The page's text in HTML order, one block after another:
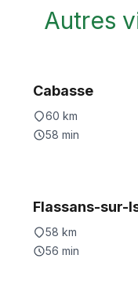
Autres
Cabasse
60 km
58 min
Flassans-sur-
58 km
56 min